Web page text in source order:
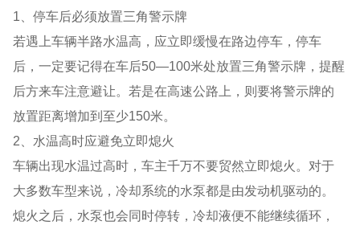
1、停车后必须放置三角警示牌
若遇上车辆半路水温高，应立即缓慢在路边停车，停车
后，一定要记得在车后50—100米处放置三角警示牌，提醒
后方来车注意避让。若是在高速公路上，则要将警示牌的
放置距离增加到至少150米。
2、水温高时应避免立即熄火
车辆出现水温过高时，车主千万不要贸然立即熄火。对于
大多数车型来说，冷却系统的水泵都是由发动机驱动的。
熄火之后，水泵也会同时停转，冷却液便不能继续循环，